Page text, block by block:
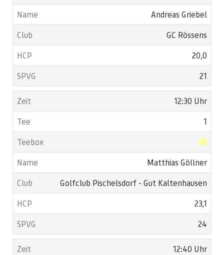
Andreas Griebel
GC Rössens
20,0
21
12:30 Uhr
1
Matthias Göllner
Golfclub Pischelsdorf - Gut Kaltenhausen
23,1
24
12:40 Uhr